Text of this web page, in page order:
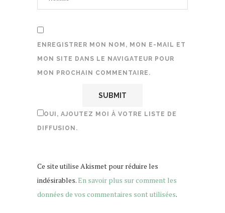
ENREGISTRER MON NOM, MON E-MAIL ET
MON SITE DANS LE NAVIGATEUR POUR
MON PROCHAIN COMMENTAIRE.
OUI, AJOUTEZ MOI À VOTRE LISTE DE
DIFFUSION.
Ce site utilise Akismet pour réduire les
indésirables.En savoir plus sur comment les
données de vos commentaires sont utilisées.